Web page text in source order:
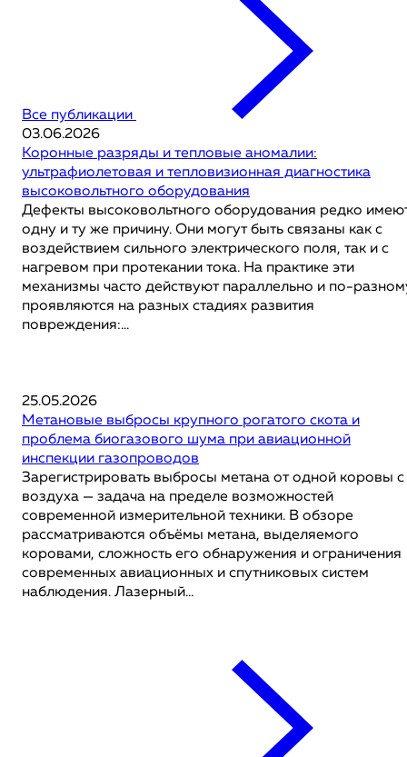
Все публикации
03.06.2026
Коронные разряды и тепловые аномалии:
ультрафиолетовая и тепловизионная диагностика
высоковольтного оборудования
Дефекты высоковольтного оборудования редко
одну и ту же причину. Они могут быть связаны как с
воздействием сильного электрического поля, так и с
нагревом при протекании тока. На практике эти
механизмы часто действуют параллельно и по-
проявляются на разных стадиях развития
повреждения:...
25.05.2026
Метановые выбросы крупного рогатого скота и
проблема биогазового шума при авиационной
инспекции газопроводов
Зарегистрировать выбросы метана от одной коровы с
воздуха — задача на пределе возможностей
современной измерительной техники. В обзоре
рассматриваются объёмы метана, выделяемого
коровами, сложность его обнаружения и ограничения
современных авиационных и спутниковых систем
наблюдения. Лазерный...